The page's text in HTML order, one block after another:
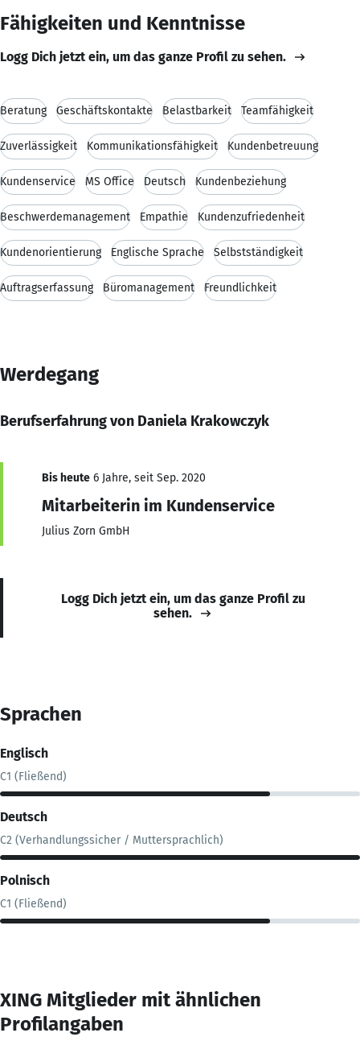
Fähigkeiten und Kenntnisse
Logg Dich jetzt ein, um das ganze Profil zu sehen.
Beratung Geschäftskontakte Belastbarkeit Teamfähigkeit
Zuverlässigkeit Kommunikationsfähigkeit Kundenbetreuung
Kundenservice MS Office Deutsch Kundenbeziehung
Beschwerdemanagement Empathie Kundenzufriedenheit
Kundenorientierung Englische Sprache Selbstständigkeit
Auftragserfassung Büromanagement Freundlichkeit
Werdegang
Berufserfahrung von Daniela Krakowczyk
Bis heute 6 Jahre, seit Sep. 2020
Mitarbeiterin im Kundenservice
Julius Zorn GmbH
Logg Dich jetzt ein, um das ganze Profil zu
sehen.
Sprachen
Englisch
C1 (Fließend)
Deutsch
C2 (Verhandlungssicher / Muttersprachlich)
Polnisch
C1 (Fließend)
XING Mitglieder mit ähnlichen
Profilangaben